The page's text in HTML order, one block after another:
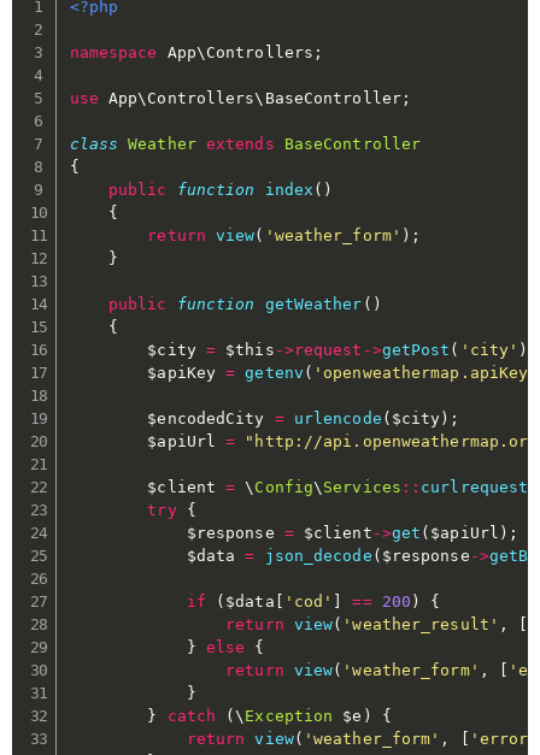
<?php
namespace App\ Controllers ;
use App\ Controllers\ BaseController;
class Weather extends
BaseController
{
public
function index ( )
{
return
view( 'weather_form' ) ;
}
public function getWeather ( )
{
$city = $this ->request ->getPost ( 'city' )
$apiKey = getenv ( 'openweathermap.apiKey'
$encodedCity = urlencode ( $city ) ;
$apiUrl
= "http://
$client = \ Config\ Services :: curlrequest
try
{
$response = $client ->get ( $apiUrl ) ;
$data
= json_decode ( $response ->
if ( $data 'cod' == 200 )
{
return view( 'weather_result' ,
} else
{
return view( 'weather_form' ,
}
}
catch (\ Exception $e )
{
return
view( 'weather_form' ,
'error'